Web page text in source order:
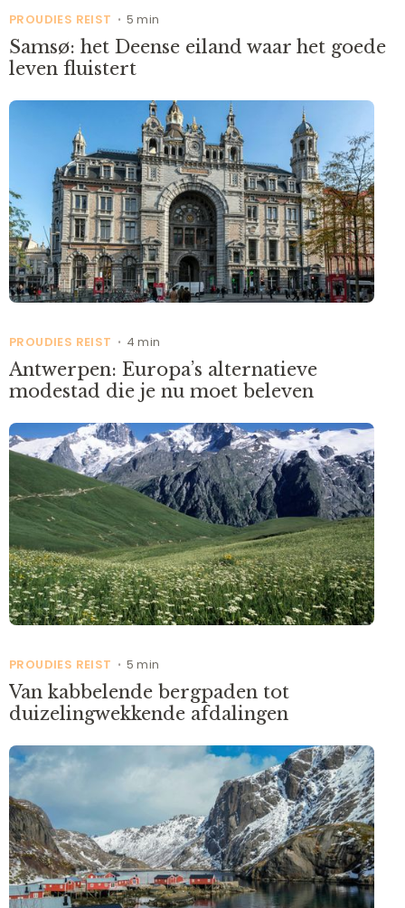
PROUDIES REIST • 5 min
Samsø: het Deense eiland waar het goede
leven fluistert
PROUDIES REIST • 4 min
Antwerpen: Europa’s alternatieve
modestad die je nu moet beleven
PROUDIES REIST • 5 min
Van kabbelende bergpaden tot
duizelingwekkende afdalingen